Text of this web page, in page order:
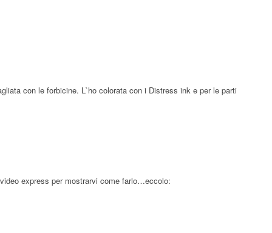
con le forbicine. L`ho colorata con i Distress ink e per le parti
express per mostrarvi come farlo…eccolo: